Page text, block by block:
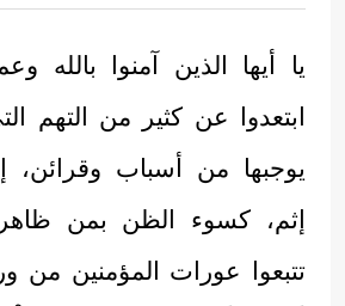
يا أيها الذين آمنوا بالله
ابتعدوا عن كثير من التهم
يوجبها من أسباب
إثم، كسوء الظن بمن
تتبعوا عورات المؤمنين من